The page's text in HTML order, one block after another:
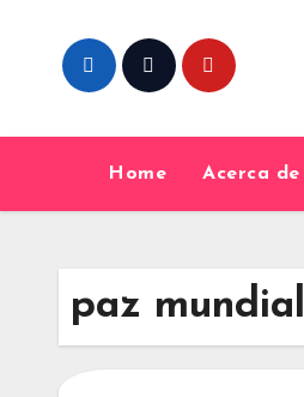
content
Home Acerca de
paz mundial